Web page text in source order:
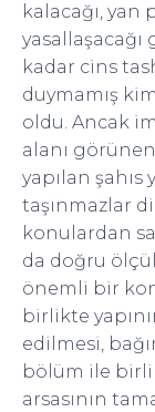
kalacağı,
kadar cins
duymamış
oldu. Ancak
alanı
yapılan şahıs
taşınmazlar
konulardan
da doğru
önemli bir
birlikte
edilmesi,
bölüm ile
arsasının